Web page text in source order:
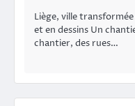
Liège, ville
et en dessins Un
chantier, des rues…